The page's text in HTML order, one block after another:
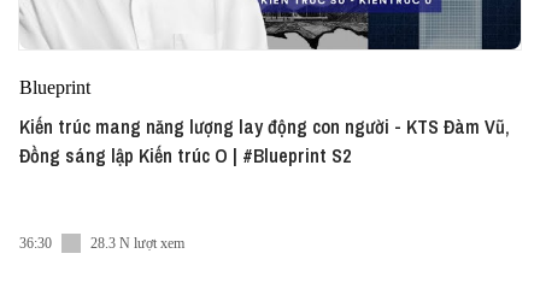
Blueprint
Kiến trúc mang năng lượng lay động con người - KTS Đàm Vũ,
Đồng sáng lập Kiến trúc O | #Blueprint S2
36:30 28.3 N lượt xem